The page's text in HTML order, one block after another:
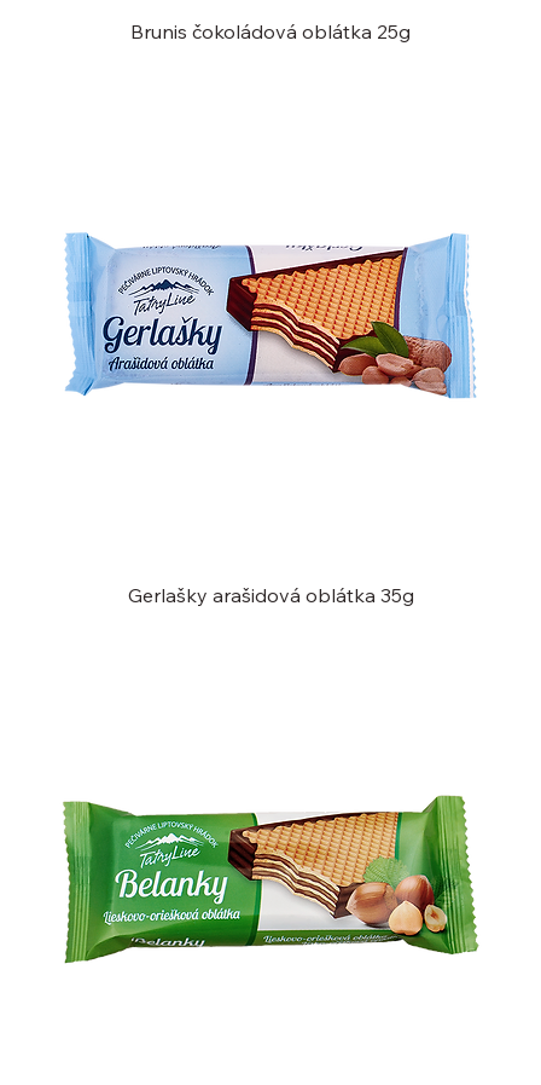
Brunis čokoládová oblátka 25g
Gerlašky arašidová oblátka 35g